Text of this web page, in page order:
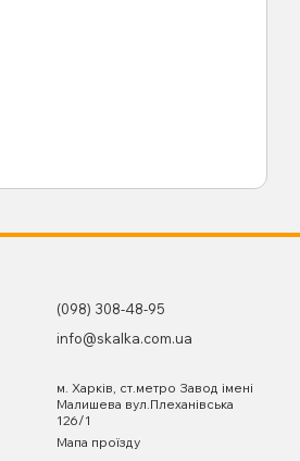
(098) 308-48-95
info@skalka.com.ua
м. Харків, ст.метро Завод імені
Малишева вул.Плеханівська
126/1
Мапа проїзду